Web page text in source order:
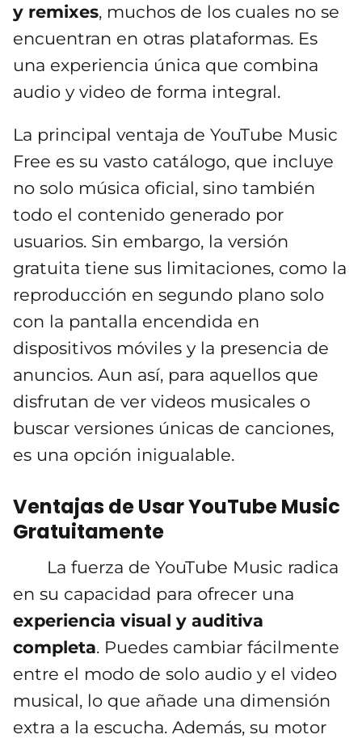
y remixes, muchos de los cuales no se
encuentran en otras plataformas. Es
una experiencia única que combina
audio y video de forma integral.
La principal ventaja de YouTube Music
Free es su vasto catálogo, que incluye
no solo música oficial, sino también
todo el contenido generado por
usuarios. Sin embargo, la versión
gratuita tiene sus limitaciones, como la
reproducción en segundo plano solo
con la pantalla encendida en
dispositivos móviles y la presencia de
anuncios. Aun así, para aquellos que
disfrutan de ver videos musicales o
buscar versiones únicas de canciones,
es una opción inigualable.
Ventajas de Usar YouTube Music
Gratuitamente
La fuerza de YouTube Music radica
en su capacidad para ofrecer una
experiencia visual y auditiva
completa. Puedes cambiar fácilmente
entre el modo de solo audio y el video
musical, lo que añade una dimensión
extra a la escucha. Además, su motor